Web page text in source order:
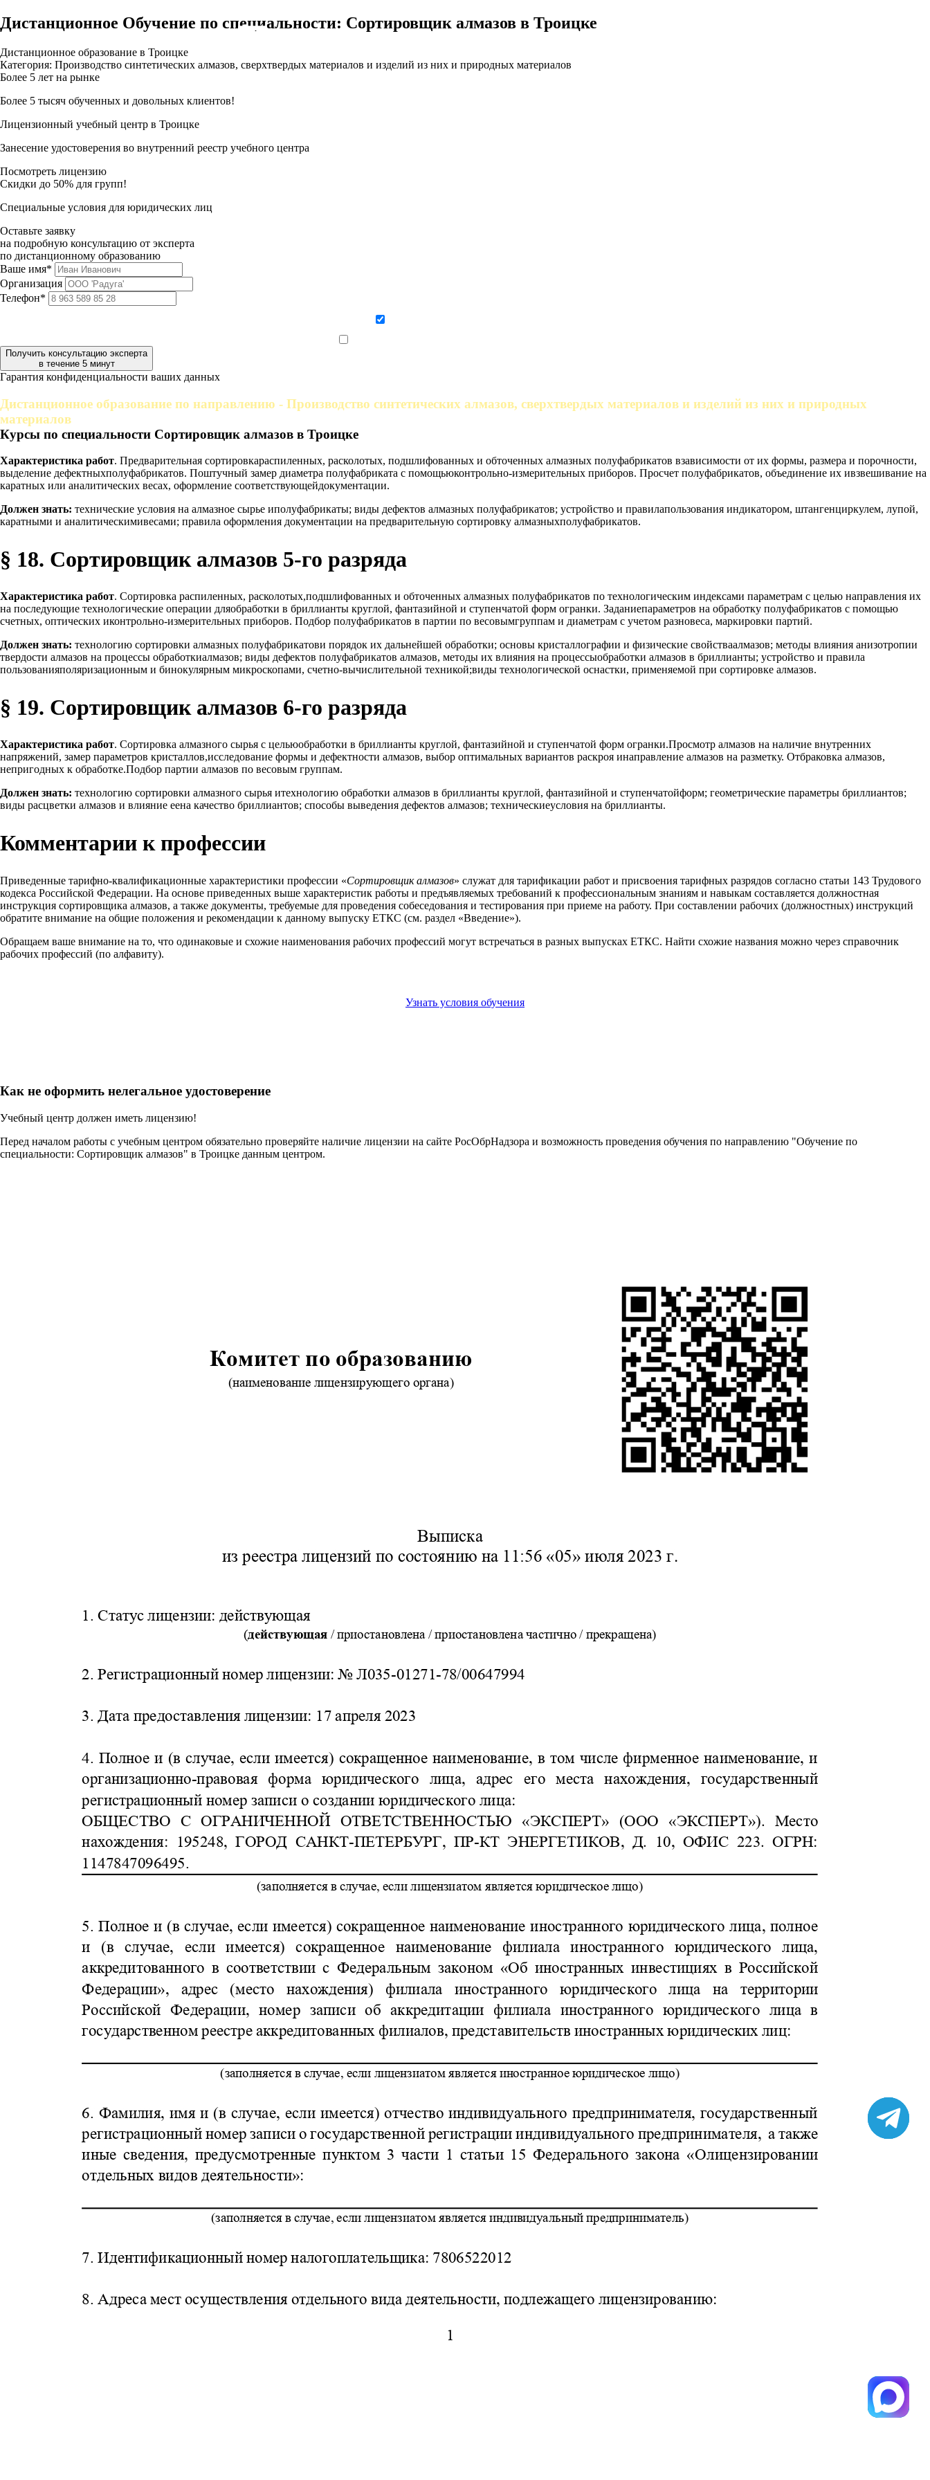
Дистанционное Обучение по специальности: Сортировщик алмазов в Троицке
Дистанционное образование в Троицке
Категория: Производство синтетических алмазов, сверхтвердых материалов и изделий из них и природных материалов
Более 5 лет на рынке
Более 5 тысяч обученных и довольных клиентов!
Лицензионный учебный центр в Троицке
Занесение удостоверения во внутренний реестр учебного центра
Посмотреть лицензию
Скидки до 50% для групп!
Специальные условия для юридических лиц
Оставьте заявку
на подробную консультацию от эксперта
по дистанционному образованию
Ваше имя*
Организация
Телефон*
Получить консультацию эксперта
в течение 5 минут
Гарантия конфиденциальности ваших данных
Дистанционное образование по направлению - Производство синтетических алмазов, сверхтвердых материалов и изделий из них и природных
материалов
Курсы по специальности Сортировщик алмазов в Троицке
Характеристика работ. Предварительная сортировкараспиленных, расколотых, подшлифованных и обточенных алмазных полуфабрикатов взависимости от их формы, размера и порочности,
выделение дефектныхполуфабрикатов. Поштучный замер диаметра полуфабриката с помощьюконтрольно-измерительных приборов. Просчет полуфабрикатов, объединение их ивзвешивание на
каратных или аналитических весах, оформление соответствующейдокументации.
Должен знать: технические условия на алмазное сырье иполуфабрикаты; виды дефектов алмазных полуфабрикатов; устройство и правилапользования индикатором, штангенциркулем, лупой,
каратными и аналитическимивесами; правила оформления документации на предварительную сортировку алмазныхполуфабрикатов.
§ 18. Сортировщик алмазов 5-го разряда
Характеристика работ. Сортировка распиленных, расколотых,подшлифованных и обточенных алмазных полуфабрикатов по технологическим индексами параметрам с целью направления их
на последующие технологические операции дляобработки в бриллианты круглой, фантазийной и ступенчатой форм огранки. Заданиепараметров на обработку полуфабрикатов с помощью
счетных, оптических иконтрольно-измерительных приборов. Подбор полуфабрикатов в партии по весовымгруппам и диаметрам с учетом разновеса, маркировки партий.
Должен знать: технологию сортировки алмазных полуфабрикатови порядок их дальнейшей обработки; основы кристаллографии и физические свойстваалмазов; методы влияния анизотропии
твердости алмазов на процессы обработкиалмазов; виды дефектов полуфабрикатов алмазов, методы их влияния на процессыобработки алмазов в бриллианты; устройство и правила
пользованияполяризационным и бинокулярным микроскопами, счетно-вычислительной техникой;виды технологической оснастки, применяемой при сортировке алмазов.
§ 19. Сортировщик алмазов 6-го разряда
Характеристика работ. Сортировка алмазного сырья с цельюобработки в бриллианты круглой, фантазийной и ступенчатой форм огранки.Просмотр алмазов на наличие внутренних
напряжений, замер параметров кристаллов,исследование формы и дефектности алмазов, выбор оптимальных вариантов раскроя инаправление алмазов на разметку. Отбраковка алмазов,
непригодных к обработке.Подбор партии алмазов по весовым группам.
Должен знать: технологию сортировки алмазного сырья итехнологию обработки алмазов в бриллианты круглой, фантазийной и ступенчатойформ; геометрические параметры бриллиантов;
виды расцветки алмазов и влияние еена качество бриллиантов; способы выведения дефектов алмазов; техническиеусловия на бриллианты.
Комментарии к профессии
Приведенные тарифно-квалификационные характеристики профессии «Сортировщик алмазов» служат для тарификации работ и присвоения тарифных разрядов согласно статьи 143 Трудового
кодекса Российской Федерации. На основе приведенных выше характеристик работы и предъявляемых требований к профессиональным знаниям и навыкам составляется должностная
инструкция сортировщика алмазов, а также документы, требуемые для проведения собеседования и тестирования при приеме на работу. При составлении рабочих (должностных) инструкций
обратите внимание на общие положения и рекомендации к данному выпуску ЕТКС (см. раздел «Введение»).
Обращаем ваше внимание на то, что одинаковые и схожие наименования рабочих профессий могут встречаться в разных выпусках ЕТКС. Найти схожие названия можно через справочник
рабочих профессий (по алфавиту).
Узнать условия обучения
Как не оформить нелегальное удостоверение
Учебный центр должен иметь лицензию!
Перед началом работы с учебным центром обязательно проверяйте наличие лицензии на сайте РосОбрНадзора и возможность проведения обучения по направлению "Обучение по
специальности: Сортировщик алмазов" в Троицке данным центром.